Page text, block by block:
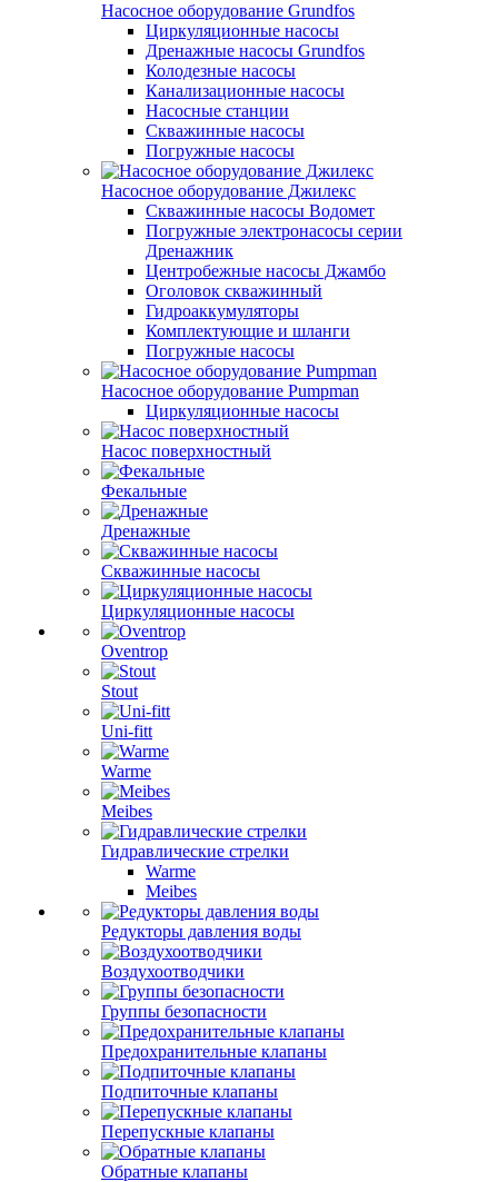
Насосное оборудование Grundfos
Циркуляционные насосы
Дренажные насосы Grundfos
Колодезные насосы
Канализационные насосы
Насосные станции
Скважинные насосы
Погружные насосы
Насосное оборудование Джилекс
Скважинные насосы Водомет
Погружные электронасосы серии
Дренажник
Центробежные насосы Джамбо
Оголовок скважинный
Гидроаккумуляторы
Комплектующие и шланги
Погружные насосы
Насосное оборудование Pumpman
Циркуляционные насосы
Насос поверхностный
Фекальные
Дренажные
Скважинные насосы
Циркуляционные насосы
Oventrop
Stout
Uni-fitt
Warme
Meibes
Гидравлические стрелки
Warme
Meibes
Редукторы давления воды
Воздухоотводчики
Группы безопасности
Предохранительные клапаны
Подпиточные клапаны
Перепускные клапаны
Обратные клапаны